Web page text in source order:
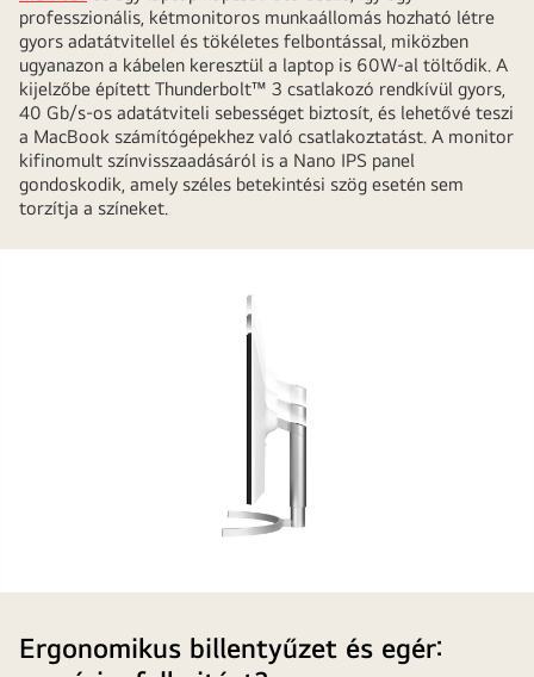
teremt.
professzionális, kétmonitoros munkaállomás hozható létre
gyors adatátvitellel és tökéletes felbontással, miközben
ugyanazon a kábelen keresztül a laptop is 60W-al töltődik. A
kijelzőbe épített Thunderbolt™ 3 csatlakozó rendkívül gyors,
40 Gb/s-os adatátviteli sebességet biztosít, és lehetővé teszi
a MacBook számítógépekhez való csatlakoztatást. A monitor
kifinomult színvisszaadásáról is a Nano IPS panel
gondoskodik, amely széles betekintési szög esetén sem
torzítja a színeket.
home
officeErgonomikus billentyűzet és egér: